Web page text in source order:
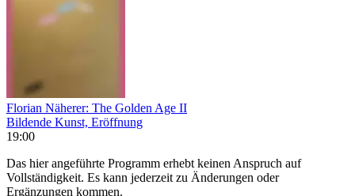
Florian Näherer: The Golden Age II
Bildende Kunst, Eröffnung
19:00
Das hier angeführte Programm erhebt keinen Anspruch auf
Vollständigkeit. Es kann jederzeit zu Änderungen oder
Ergänzungen kommen.